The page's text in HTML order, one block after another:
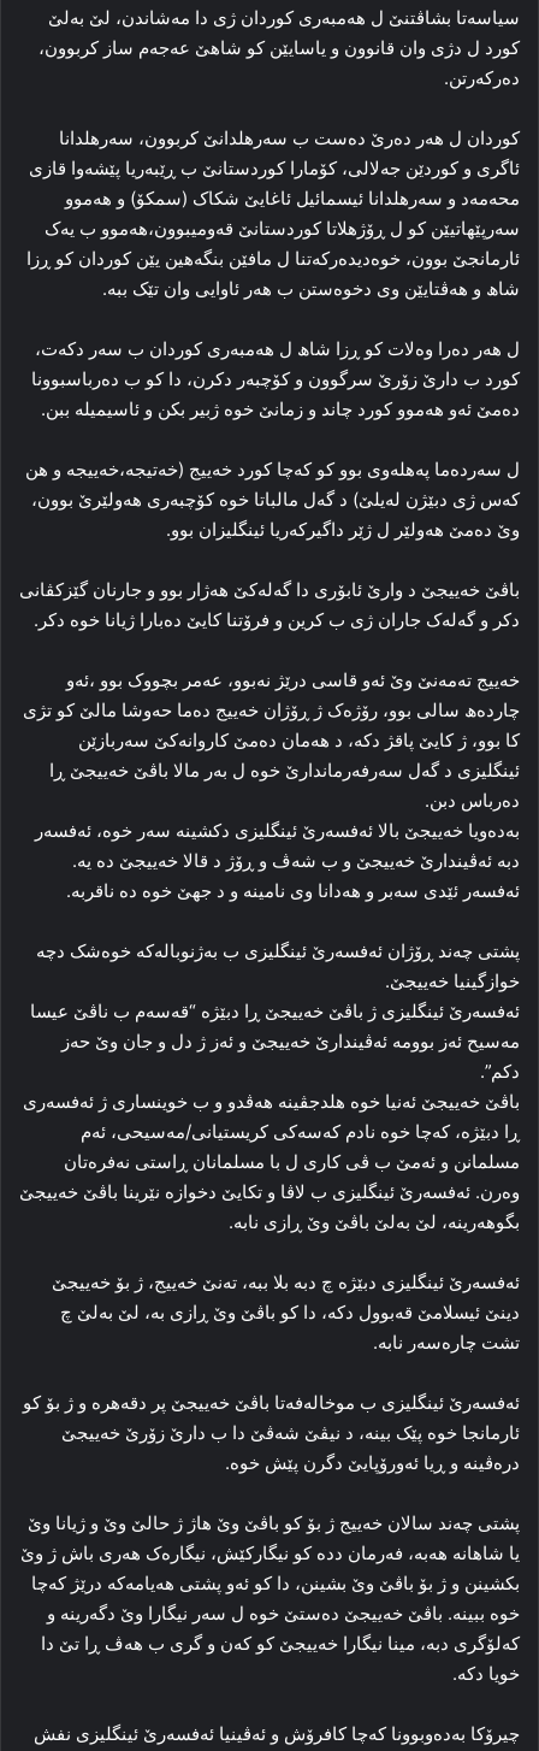
سیاسه‌تا بشاڤتنێ ل هه‌مبه‌ری کوردان ژی دا مه‌شاندن، لێ به‌لێ
کورد ل دژی وان قانوون و یاسایێن کو شاهێ عه‌جه‌م ساز کربوون،
ده‌رکه‌رتن.
کوردان ل هه‌ر ده‌رێ ده‌ست ب سه‌رهلدانێ کربوون، سه‌رهلدانا
ئاگری و کوردێن جه‌لالی، کۆمارا کوردستانێ ب ڕێبه‌ریا پێشه‌وا قازی
محه‌مه‌د و سه‌رهلدانا ئیسمائیل ئاغایێ شکاک (سمکۆ) و هه‌موو
سه‌رپێهاتیێن کو ل ڕۆژهلاتا کوردستانێ قه‌ومیبوون،هه‌موو ب یه‌ک
ئارمانجێ بوون، خوه‌دیده‌رکه‌تنا ل مافێن بنگه‌هین یێن کوردان کو ڕزا
شاھ و هه‌ڤتایێن وی دخوه‌ستن ب هه‌ر ئاوایی وان تێک ببه‌.
ل هه‌ر ده‌را وەلات کو ڕزا شاھ ل هه‌مبه‌ری کوردان ب سه‌ر دکه‌ت،
کورد ب دارێ زۆرێ سرگوون و کۆچبه‌ر دکرن، دا کو ب ده‌رباسبوونا
ده‌مێ ئه‌و هه‌موو کورد چاند و زمانێ خوه‌ ژبیر بکن و ئاسیمیله‌ ببن.
ل سه‌رده‌ما په‌هله‌وی بوو کو که‌چا کورد خه‌ییج (خه‌تیجه‌،خه‌ییجه‌ و هن
که‌س ژی دبێژن له‌یلێ) د گه‌ل مالباتا خوه‌ کۆچبه‌ری هه‌ولێرێ بوون،
وێ ده‌مێ هه‌ولێر ل ژێر داگیرکه‌ریا ئینگلیزان بوو.
باڤێ خه‌ییجێ د وارێ ئابۆری دا گه‌له‌کێ هه‌ژار بوو و جارنان گێزکڤانی
دکر و گه‌له‌ک جاران ژی ب کرین و فرۆتنا کایێ ده‌بارا ژیانا خوه‌ دکر.
خه‌ییج ته‌مه‌نێ وێ ئه‌و قاسی درێژ نه‌بوو، عه‌مر بچووک بوو ،ئه‌و
چارده‌ھ سالی بوو، رۆژه‌ک ژ ڕۆژان خه‌ییج ده‌ما حه‌وشا مالێ کو تژی
کا بوو، ژ کایێ پاقژ دکه‌، د هه‌مان ده‌مێ کاروانه‌کێ سه‌ربازێن
ئینگلیزی د گه‌ل سه‌رفه‌رماندارێ خوه‌ ل به‌ر مالا باڤێ خه‌ییجێ ڕا
ده‌رباس دبن.
به‌ده‌ویا خه‌ییجێ بالا ئه‌فسه‌رێ ئینگلیزی دکشینه‌ سه‌ر خوه‌، ئه‌فسه‌ر
دبه‌ ئه‌ڤیندارێ خه‌ییجێ و ب شه‌ڤ و ڕۆژ د قالا خه‌ییجێ ده‌ یه‌.
ئه‌فسه‌ر ئێدی سه‌بر و هه‌دانا وی نامینه‌ و د جهێ خوه‌ ده‌ ناقربه‌.
پشتی چه‌ند ڕۆژان ئه‌فسه‌رێ ئینگلیزی ب به‌ژنوباله‌که‌ خوه‌شک دچه‌
خوازگینیا خه‌ییجێ.
ئه‌فسه‌رێ ئینگلیزی ژ باڤێ خه‌ییجێ ڕا دبێژه‌ “قه‌سه‌م ب ناڤێ عیسا
مه‌سیح ئه‌ز بوومه‌ ئه‌ڤیندارێ خه‌ییجێ و ئه‌ز ژ دل و جان وێ حه‌ز
دکم”.
باڤێ خه‌ییجێ ئه‌نیا خوه‌ هلدجڤینه‌ هه‌ڤدو و ب خوینساری ژ ئه‌فسه‌ری
ڕا دبێژه‌، که‌چا خوه‌ نادم که‌سه‌کی كریستیانی/مەسیحی، ئه‌م
مسلمانن و ئه‌مێ ب ڤی کاری ل با مسلمانان ڕاستی نه‌فره‌تان
وه‌رن. ئه‌فسه‌رێ ئینگلیزی ب لاڤا و تکایێ دخوازه‌ نێرینا باڤێ خه‌ییجێ
بگوهه‌رینه‌، لێ به‌لێ باڤێ وێ ڕازی نابه‌.
ئه‌فسه‌رێ ئینگلیزی دبێژه‌ چ دبه‌ بلا ببه‌، ته‌نێ خه‌ییج، ژ بۆ خه‌ییجێ
دینێ ئیسلامێ قه‌بوول دکه‌، دا کو باڤێ وێ ڕازی به‌، لێ به‌لێ چ
تشت چاره‌سه‌ر نابه‌.
ئه‌فسه‌رێ ئینگلیزی ب موخاله‌فه‌تا باڤێ خه‌ییجێ پر دقه‌هره‌ و ژ بۆ کو
ئارمانجا خوه‌ پێک بینه‌، د نیڤێ شه‌ڤێ دا ب دارێ زۆرێ خه‌ییجێ
دره‌ڤینه‌ و ڕیا ئه‌ورۆپایێ دگرن پێش خوه‌.
پشتی چه‌ند سالان خه‌ییج ژ بۆ کو باڤێ وێ هاژ ژ حالێ وێ و ژیانا وێ
یا شاهانه‌ هه‌به‌، فه‌رمان دده‌ کو نیگارکێش، نیگاره‌ک هه‌ری باش ژ وێ
بکشینن و ژ بۆ باڤێ وێ بشینن، دا کو ئه‌و پشتی هه‌یامه‌که‌ درێژ که‌چا
خوه‌ ببینه‌. باڤێ خه‌ییجێ ده‌ستێ خوه‌ ل سه‌ر نیگارا وێ دگه‌رینه‌ و
که‌لۆگری دبه‌، مینا نیگارا خه‌ییجێ کو که‌ن و گری ب هه‌ڤ ڕا تێ دا
خویا دکه‌.
چیرۆکا به‌ده‌وبوونا که‌چا کافرۆش و ئه‌ڤینیا ئه‌فسه‌رێ ئینگلیزی نفش